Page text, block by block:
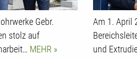
Gebr.
stolz auf
MEHR
Am 1. April
und